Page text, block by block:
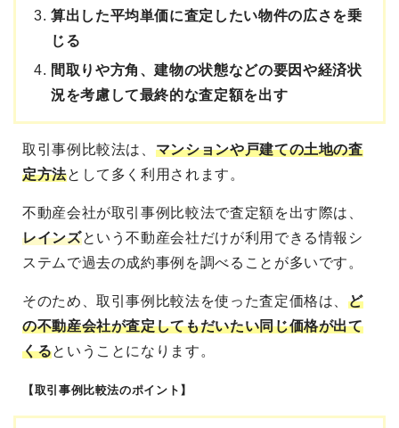
算出した平均単価に査定したい物件の広さを乗
じる
間取りや方角、建物の状態などの要因や経済状
況を考慮して最終的な査定額を出す
取引事例比較法は、 マンションや戸建ての土地の査
定方法として多く利用されます。
不動産会社が取引事例比較法で査定額を出す際は、
レインズという不動産会社だけが利用できる情報シ
ステムで過去の成約事例を調べることが多いです。
そのため、取引事例比較法を使った査定価格は、ど
の不動産会社が査定してもだいたい同じ価格が出て
くるということになります。
【取引事例比較法のポイント】